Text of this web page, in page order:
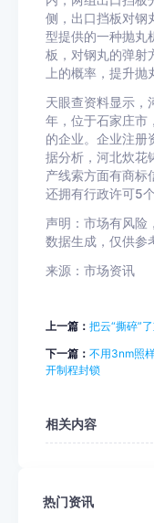
侧，出口挡板对钢
型提供的一种抛丸
板，对钢丸的弹射
上的概率，提升抛
天眼查资料显示，
年，位于石家庄市
的企业。企业注册
据分析，河北炊花
产线索方面有商标
还拥有行政许可5个
声明：市场有风险
数据生成，仅供参
来源：市场资讯
上一篇： 把云“撕碎”
下一篇： 不用3nm照
开制程封锁
相关内容
热门资讯